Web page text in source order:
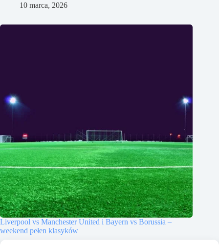
10 marca, 2026
Liverpool vs Manchester United i Bayern vs Borussia –
weekend pełen klasyków